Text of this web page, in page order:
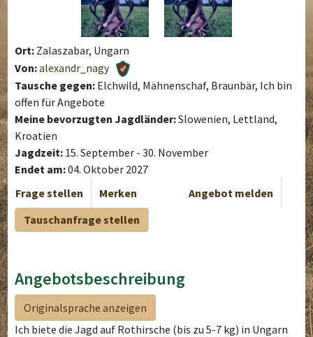
Ort: Zalaszabar, Ungarn
Von:alexandr_nagy
Tausche gegen: Elchwild, Mähnenschaf, Braunbär, Ich bin
offen für Angebote
Meine bevorzugten Jagdländer:Slowenien, Lettland,
Kroatien
Jagdzeit: 15. September - 30. November
Endet am:04. Oktober 2027
Frage stellen
Merken
Angebot melden
Tauschanfrage stellen
Angebotsbeschreibung
Originalsprache anzeigen
Ich biete die Jagd auf Rothirsche (bis zu 5-7 kg) in Ungarn